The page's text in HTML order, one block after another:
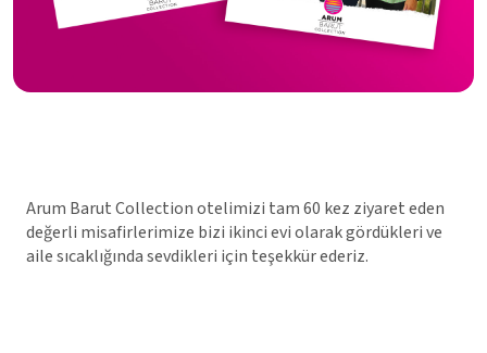
Arum Barut Collection otelimizi tam 60 kez ziyaret eden
değerli misafirlerimize bizi ikinci evi olarak gördükleri ve
aile sıcaklığında sevdikleri için teşekkür ederiz.